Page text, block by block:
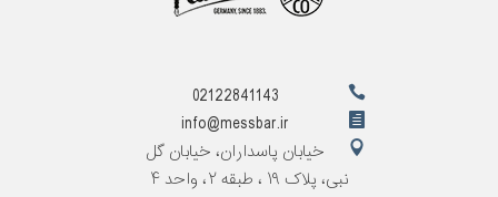
02122841143
info@messbar.ir
خیابان پاسداران، خیابان گل
نبی، پلاک ۱۹ ، طبقه ۲، واحد ۴